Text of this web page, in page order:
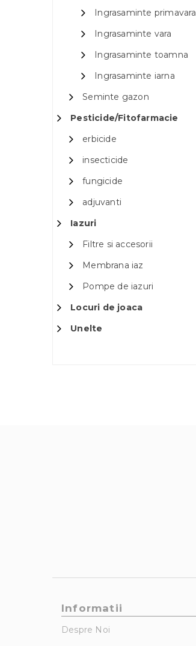
Ingrasaminte primavara
Ingrasaminte vara
Ingrasaminte toamna
Ingrasaminte iarna
Seminte gazon
Pesticide/Fitofarmacie
erbicide
insecticide
fungicide
adjuvanti
Iazuri
Filtre si accesorii
Membrana iaz
Pompe de iazuri
Locuri de joaca
Unelte
Informatii
Despre Noi